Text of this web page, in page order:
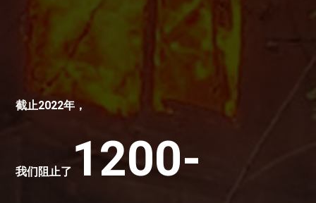
截止2022年，
我们阻止了 1200-